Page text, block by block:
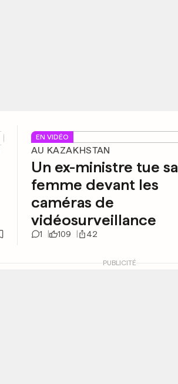
EN VIDÉO
AU KAZAKHSTAN
Un ex-ministre tue sa
femme devant les
caméras de
vidéosurveillance
1 109 42
PUBLICITÉ